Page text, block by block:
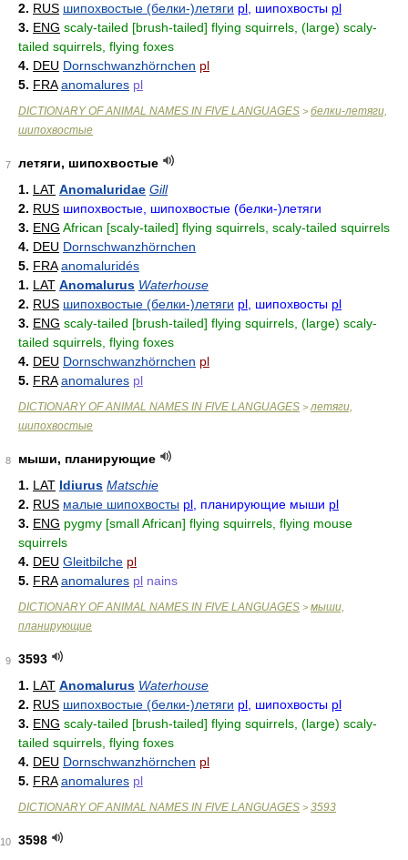
2. RUS шипохвостые (белки-)летяги pl , шипохвосты pl
3. ENG scaly-tailed [brush-tailed] flying squirrels, (large) scaly-
tailed squirrels, flying foxes
4. DEU Dornschwanzhörnchen pl
5. FRA anomalures pl
DICTIONARY OF ANIMAL NAMES IN FIVE LANGUAGES > белки-летяги,
шипохвостые
7
летяги, шипохвостые
1. LAT Anomaluridae Gill
2. RUS шипохвостые, шипохвостые (белки-)летяги
3. ENG African [scaly-tailed] flying squirrels, scaly-tailed squirrels
4. DEU Dornschwanzhörnchen
5. FRA anomaluridés
1. LAT Anomalurus Waterhouse
2. RUS шипохвостые (белки-)летяги pl , шипохвосты pl
3. ENG scaly-tailed [brush-tailed] flying squirrels, (large) scaly-
tailed squirrels, flying foxes
4. DEU Dornschwanzhörnchen pl
5. FRA anomalures pl
DICTIONARY OF ANIMAL NAMES IN FIVE LANGUAGES > летяги,
шипохвостые
8
мыши, планирующие
1. LAT Idiurus Matschie
2. RUS малые шипохвосты pl , планирующие мыши pl
3. ENG pygmy [small African] flying squirrels, flying mouse
squirrels
4. DEU Gleitbilche pl
5. FRA anomalures pl nains
DICTIONARY OF ANIMAL NAMES IN FIVE LANGUAGES > мыши,
планирующие
9
3593
1. LAT Anomalurus Waterhouse
2. RUS шипохвостые (белки-)летяги pl , шипохвосты pl
3. ENG scaly-tailed [brush-tailed] flying squirrels, (large) scaly-
tailed squirrels, flying foxes
4. DEU Dornschwanzhörnchen pl
5. FRA anomalures pl
DICTIONARY OF ANIMAL NAMES IN FIVE LANGUAGES > 3593
10
3598